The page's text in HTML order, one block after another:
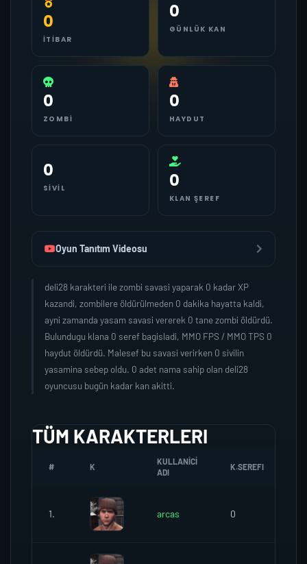
0
İTIBAR
0
GÜNLÜK KAN
0
ZOMBI
0
HAYDUT
0
SIVIL 0
KLAN ŞEREF
Oyun Tanıtım Videosu
deli28 karakteri ile zombi savasi yaparak 0 kadar XP
kazandi, zombilere öldürülmeden 0 dakika hayatta kaldi,
ayni zamanda yasam savasi vererek 0 tane zombi öldürdü.
Bulundugu klana 0 seref bagisladi, MMO FPS / MMO TPS 0
haydut öldürdü. Malesef bu savasi verirken 0 sivilin
yasamina sebep oldu. 0 adet nama sahip olan deli28
oyuncusu bugün kadar kan akitti.
TÜM KARAKTERLERI
# K
KULLANICI
ADI
K.SEREFI
1. arcas 0